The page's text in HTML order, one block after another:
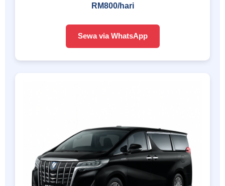
RM800/hari
Sewa via WhatsApp